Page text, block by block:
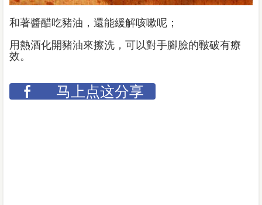
和著醬醋吃豬油，還能緩解咳嗽呢；
用熱酒化開豬油來擦洗，可以對手腳臉的皸破有療
效。
马上点这分享